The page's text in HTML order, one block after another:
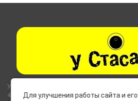
Указанные на сайте цены не являются
437 ГК РФ).Для улучшения работы сайта и